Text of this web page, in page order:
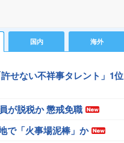
国内 海外
許せない不祥事タレント」1位
が脱税か 懲戒免職
で「火事場泥棒」か